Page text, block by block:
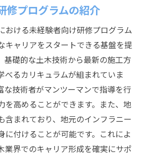
修プログラムの紹介
おける未経験者向け研修プログラム
キャリアをスタートできる基盤を提
基礎的な土木技術から最新の施工方
べるカリキュラムが組まれていま
な技術者がマンツーマンで指導を行
を高めることができます。また、地
含まれており、地元のインフラニー
に付けることが可能です。これによ
業界でのキャリア形成を確実にサポ